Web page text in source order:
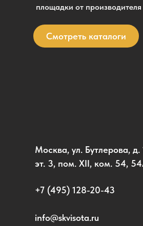
Смотреть каталоги
площадки от производителя
+7 (495) 128-20-43
info@skvisota.ru
Москва, ул. Бутлерова, д.
эт. 3, пом. XII, ком. 54,